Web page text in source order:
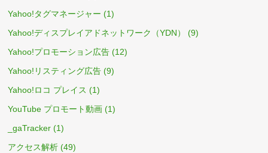
Yahoo!タグマネージャー (1)
Yahoo!ディスプレイアドネットワーク（YDN）
(9)
Yahoo!プロモーション広告 (12)
Yahoo!リスティング広告 (9)
Yahoo!ロコ プレイス (1)
YouTube プロモート動画 (1)
_gaTracker (1)
アクセス解析 (49)